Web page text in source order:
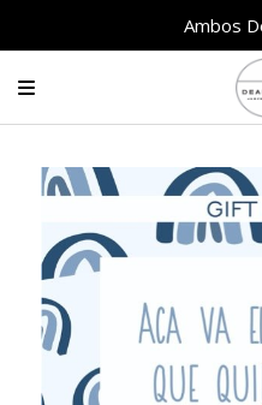
Ambos